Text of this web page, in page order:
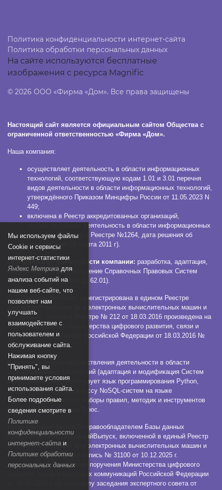
Политика конфиденциальности интернет-сайта
Политика обработки персональных данных
На сайте используются бесплатные
изображения с ресурса Magnific
© 2026 ООО «Фирма «Дом». Все права защищены
Настоящий сайт является официальным сайтом Общества с
ограниченной ответственностью «Фирма «Дом».
Наша компания:
осуществляет деятельность в области информационных
технологий, соответствующую кодам 1.01 и 3.01 перечня
видов деятельности в области информационных технологий,
утверждённого Приказом Минцифры России от 11.05.2023 N
449;
включена в Реестр аккредитованных организаций,
осуществляющих деятельность в области информационных
технологий (номер в Реестре №1264, дата решения об
аккредитации 21 марта 2011 г).
Основной вид деятельности компании: разработка, адаптация,
модификация и сопровождение Справочных Правовых Систем
КонсультантПлюс (ОКВЭД 62.01).
СПС КонсультантПлюс зарегистрирована в едином Реестре
российских программ для электронных вычислительных машин и
баз данных. Запись в Реестре № 212 от 18.03.2016 произведена на
основании Приказа Министерства цифрового развития, связи и
массовых коммуникаций Российской Федерации от 18.03.2016 №
112.
Компания в рамках осуществления деятельности в области
информационных технологий (адаптация и модификация Систем
КонсультантПлюс) использует язык программирования Python,
СУБД, относящуюся к классу NoSQL-систем на языке
программирования C++, наборы правил, методик и инструментов
технологии КонсультантПлюс.
Наша компания является правообладателем Базы данных
КонсультантПлюс:АмурскийВыпуск, включенной в единый Реестр
российских программ для электронных вычислительных машин и
баз данных. Реестровая запись № 31100 от 10.12.2025 г.
произведена на основании поручения Министерства цифрового
развития, связи и массовых коммуникаций Российской Федерации
от 10.12.2025 г. по протоколу заседания экспертного совета от
Мы используем файлы
Сookie и сервисы
интернет-статистики
Яндекс Метрика для
анализа событий на
нашем веб-сайте, что
позволяет нам
улучшать
взаимодействие с
пользователем и
обслуживание сайта.
Нажимая кнопку
"Принять", вы
принимаете условия
использования сайта.
Более подробные
сведения смотрите в
Политике
конфиденциальности
интернет-сайта и
Политике обработки
персональных данных